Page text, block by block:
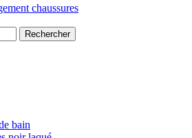
chaussures
bain